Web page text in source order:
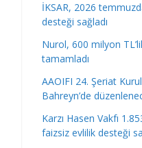
İKSAR, 2026
desteği sağladı
Nurol, 600 milyon
tamamladı
AAOIFI 24. Şeriat
Bahreyn’de
Karzı Hasen Vakfı
faizsiz evlilik desteği